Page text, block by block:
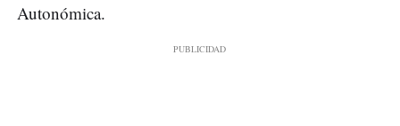
Autonómica.